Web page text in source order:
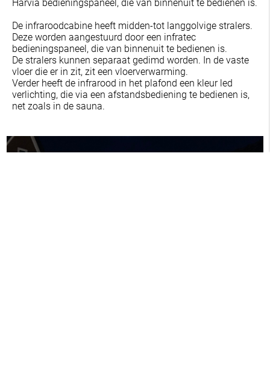
Harvia bedieningspaneel, die van binnenuit te bedienen is.
De infraroodcabine heeft midden-tot langgolvige stralers.
Deze worden aangestuurd door een infratec
bedieningspaneel, die van binnenuit te bedienen is.
De stralers kunnen separaat gedimd worden. In de vaste
vloer die er in zit, zit een vloerverwarming.
Verder heeft de infrarood in het plafond een kleur led
verlichting, die via een afstandsbediening te bedienen is,
net zoals in de sauna.